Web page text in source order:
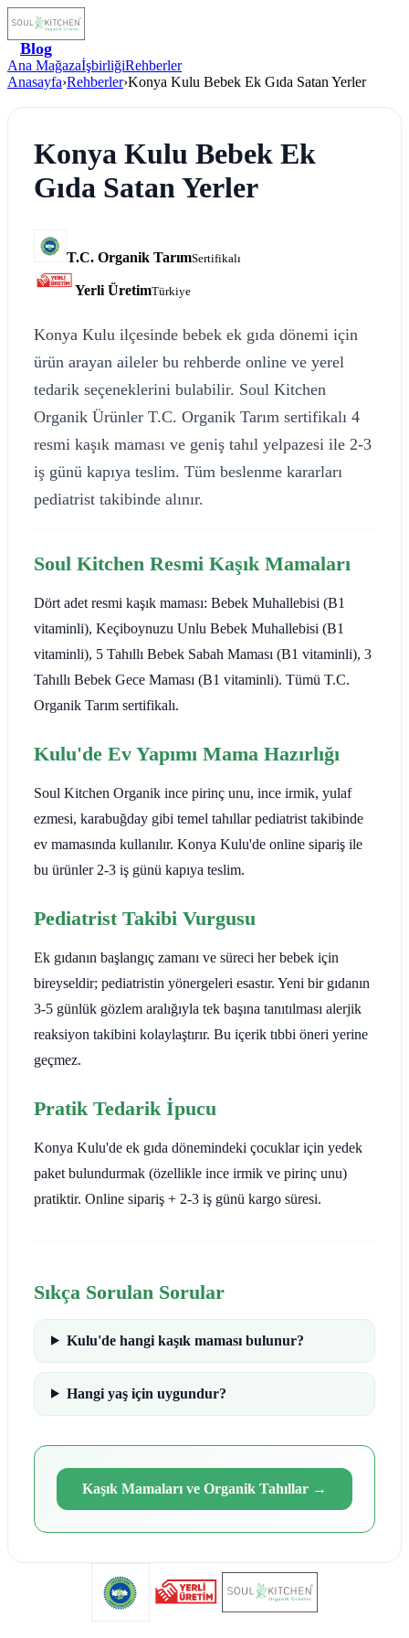
Blog
Ana MağazaİşbirliğiRehberler
Anasayfa›Rehberler›Konya Kulu Bebek Ek Gıda Satan Yerler
Konya Kulu Bebek Ek
Gıda Satan Yerler
T.C. Organik TarımSertifikalı
Yerli ÜretimTürkiye
Konya Kulu ilçesinde bebek ek gıda dönemi için
ürün arayan aileler bu rehberde online ve yerel
tedarik seçeneklerini bulabilir. Soul Kitchen
Organik Ürünler T.C. Organik Tarım sertifikalı 4
resmi kaşık maması ve geniş tahıl yelpazesi ile 2-3
iş günü kapıya teslim. Tüm beslenme kararları
pediatrist takibinde alınır.
Soul Kitchen Resmi Kaşık Mamaları
Dört adet resmi kaşık maması: Bebek Muhallebisi (B1
vitaminli), Keçiboynuzu Unlu Bebek Muhallebisi (B1
vitaminli), 5 Tahıllı Bebek Sabah Maması (B1 vitaminli), 3
Tahıllı Bebek Gece Maması (B1 vitaminli). Tümü T.C.
Organik Tarım sertifikalı.
Kulu'de Ev Yapımı Mama Hazırlığı
Soul Kitchen Organik ince pirinç unu, ince irmik, yulaf
ezmesi, karabuğday gibi temel tahıllar pediatrist takibinde
ev mamasında kullanılır. Konya Kulu'de online sipariş ile
bu ürünler 2-3 iş günü kapıya teslim.
Pediatrist Takibi Vurgusu
Ek gıdanın başlangıç zamanı ve süreci her bebek için
bireyseldir; pediatristin yönergeleri esastır. Yeni bir gıdanın
3-5 günlük gözlem aralığıyla tek başına tanıtılması alerjik
reaksiyon takibini kolaylaştırır. Bu içerik tıbbi öneri yerine
geçmez.
Pratik Tedarik İpucu
Konya Kulu'de ek gıda dönemindeki çocuklar için yedek
paket bulundurmak (özellikle ince irmik ve pirinç unu)
pratiktir. Online sipariş + 2-3 iş günü kargo süresi.
Sıkça Sorulan Sorular
Kulu'de hangi kaşık maması bulunur?
Hangi yaş için uygundur?
Kaşık Mamaları ve Organik Tahıllar →